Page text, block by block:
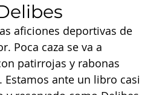
aficiones deportivas de
Poca caza se va a
patirrojas y rabonas
Estamos ante un libro casi